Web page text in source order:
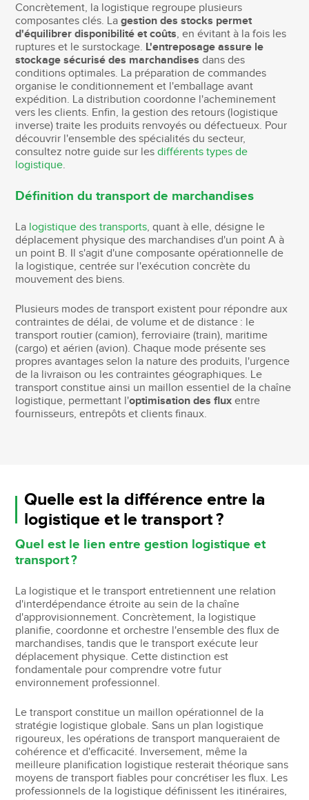
Concrètement, la logistique regroupe plusieurs
composantes clés. Lagestion des stocks permet
d'équilibrer disponibilité et coûts, en évitant à la fois les
ruptures et le surstockage. L'entreposage assure le
stockage sécurisé des marchandises dans des
conditions optimales. La préparation de commandes
organise le conditionnement et l'emballage avant
expédition. La distribution coordonne l'acheminement
vers les clients. Enfin, la gestion des retours (logistique
inverse) traite les produits renvoyés ou défectueux. Pour
découvrir l'ensemble des spécialités du secteur,
consultez notre guide sur lesdifférents types de
logistique.
Définition du transport de marchandises
La logistique des transports, quant à elle, désigne le
déplacement physique des marchandises d'un point A à
un point B. Il s'agit d'une composante opérationnelle de
la logistique, centrée sur l'exécution concrète du
mouvement des biens.
Plusieurs modes de transport existent pour répondre aux
contraintes de délai, de volume et de distance : le
transport routier (camion), ferroviaire (train), maritime
(cargo) et aérien (avion). Chaque mode présente ses
propres avantages selon la nature des produits, l'urgence
de la livraison ou les contraintes géographiques. Le
transport constitue ainsi un maillon essentiel de la chaîne
logistique, permettant l'optimisation des flux entre
fournisseurs, entrepôts et clients finaux.
Quelle est la différence entre la
logistique et le transport ?
Quel est le lien entre gestion logistique et
transport ?
La logistique et le transport entretiennent une relation
d'interdépendance étroite au sein de la chaîne
d'approvisionnement. Concrètement, la logistique
planifie, coordonne et orchestre l'ensemble des flux de
marchandises, tandis que le transport exécute leur
déplacement physique. Cette distinction est
fondamentale pour comprendre votre futur
environnement professionnel.
Le transport constitue un maillon opérationnel de la
stratégie logistique globale. Sans un plan logistique
rigoureux, les opérations de transport manqueraient de
cohérence et d'efficacité. Inversement, même la
meilleure planification logistique resterait théorique sans
moyens de transport fiables pour concrétiser les flux. Les
professionnels de la logistique définissent les itinéraires,